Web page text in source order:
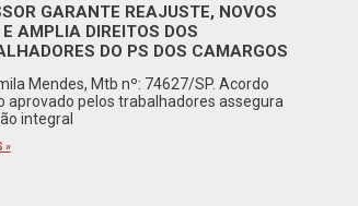
GARANTE REAJUSTE, NOVOS
AMPLIA DIREITOS DOS
DO PS DOS CAMARGOS
Mendes, Mtb nº: 74627/SP. Acordo
aprovado pelos trabalhadores assegura
integral
»